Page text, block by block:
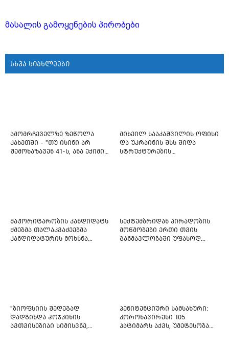
მასალის გამოყენების პირობები
სხვა სიახლეები
ამომრჩეველზე ზეწოლა
კახეთში - "თუ ისინი არ
შემოხაზავენ 41-ს, ანა ექიმის
მიხეილ სააკაშვილის ოფისი
და უკრაინის შსს შიდა
სტრუქტურების
მაჟორიტარობის კანდიდატს
ძმებმა თალაკვაძეებმა
კანდიდატურის მოხსნა
სექტემბრიდან პირადობის
მოწმობები ერთი თვის
განმავლობაში უფასოდ
"ბიოფსიის შედეგად
დადგინდა ჰოჯკინის
ავთვისებიაი სიმისვნე,
პენიტენციური სამსახური:
კორონავირუსი 105
პატიმარს აქვს, უმეტესობა